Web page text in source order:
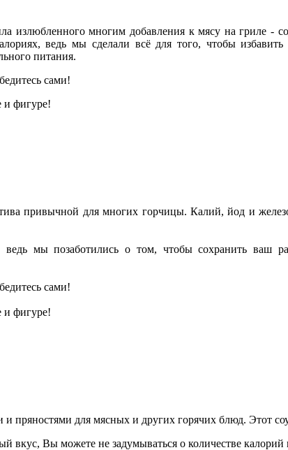
излюбленного многим добавления к мясу на гриле -
ведь мы сделали всё для того, чтобы
питания.
сами!
и фигуре!
привычной для многих горчицы. Калий, йод и
мы позаботились о том, чтобы сохранить ваш
сами!
и фигуре!
пряностями для мясных и других горячих блюд. Этот
Вы можете не задумываться о количестве калорий